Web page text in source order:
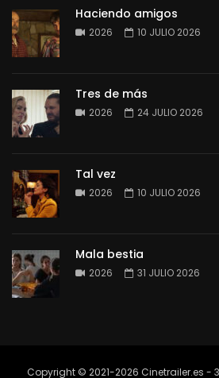
Haciendo amigos
2026 10 JULIO 2026
Tres de más
2026 24 JULIO 2026
Tal vez
2026 10 JULIO 2026
Mala bestia
2026 31 JULIO 2026
Copyright © 2021-2026 Cinetrailer.es -